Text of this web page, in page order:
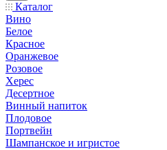
Каталог
Вино
Белое
Красное
Оранжевое
Розовое
Херес
Десертное
Винный напиток
Плодовое
Портвейн
Шампанское и игристое